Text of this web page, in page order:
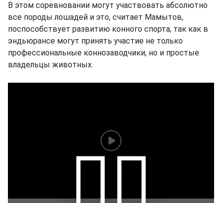
В этом соревновании могут участвовать абсолютно
все породы лошадей и это, считает Мамытов,
поспособствует развитию конного спорта, так как в
эндьюрансе могут принять участие не только
профессиональные коннозаводчики, но и простые
владельцы животных.